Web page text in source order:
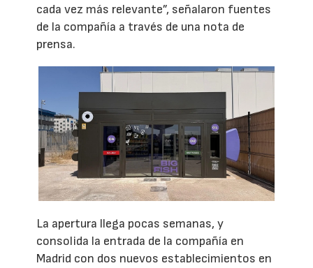
cada vez más relevante”, señalaron fuentes
de la compañía a través de una nota de
prensa.
La apertura llega pocas semanas, y
consolida la entrada de la compañía en
Madrid con dos nuevos establecimientos en